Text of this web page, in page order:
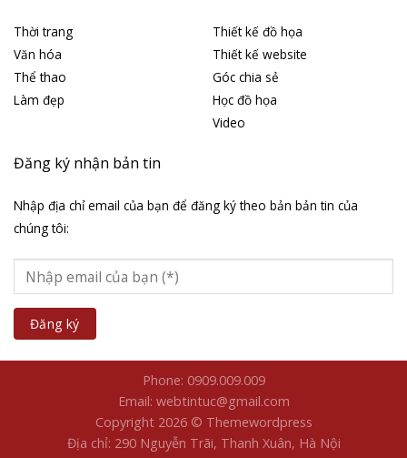
Thời trang
Văn hóa
Thể thao
Làm đẹp
Thiết kế đồ họa
Thiết kế website
Góc chia sẻ
Học đồ họa
Video
Đăng ký nhận bản tin
Nhập địa chỉ email của bạn để đăng ký theo bản bản tin của
chúng tôi:
Phone: 0909.009.009
Email: webtintuc@gmail.com
Copyright 2026 © Themewordpress
Địa chỉ: 290 Nguyễn Trãi, Thanh Xuân, Hà Nội